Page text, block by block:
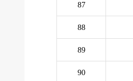
87
88
89
90